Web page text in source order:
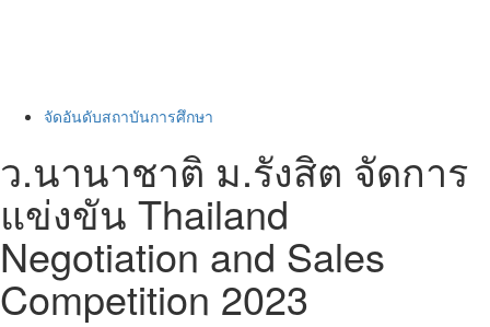
จัดอันดับสถาบันการศึกษา
ว.นานาชาติ ม.รังสิต จัดการ
แข่งขัน Thailand
Negotiation and Sales
Competition 2023